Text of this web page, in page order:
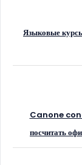
Языковые
Canone
посчитать